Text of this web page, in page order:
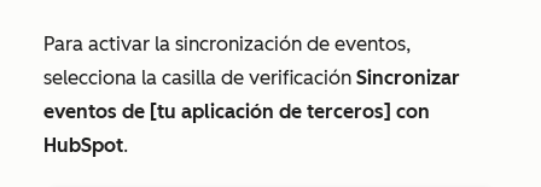
Para activar la sincronización de eventos,
selecciona la casilla de verificación Sincronizar
eventos de [tu aplicación de terceros] con
HubSpot.